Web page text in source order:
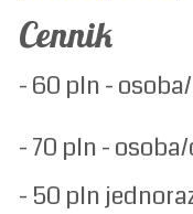
Cennik
- 60 pln -
- 70 pln -
- 50 pln